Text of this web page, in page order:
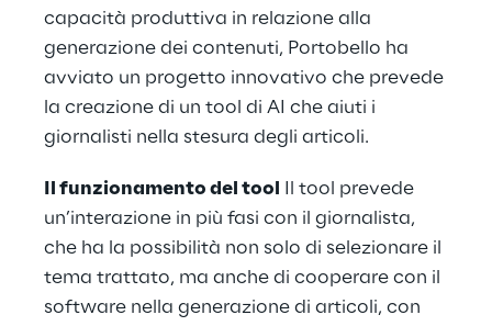
capacità produttiva in relazione alla
generazione dei contenuti, Portobello ha
avviato un progetto innovativo che prevede
la creazione di un tool di AI che aiuti i
giornalisti nella stesura degli articoli.
Il funzionamento del tool
Il tool prevede
un’interazione in più fasi con il giornalista,
che ha la possibilità non solo di selezionare il
tema trattato, ma anche di cooperare con il
software nella generazione di articoli, con